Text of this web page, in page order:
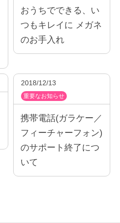
おうちでできる、い
つもキレイに メガネ
のお手入れ
2018/12/13
重要なお知らせ
携帯電話(ガラケー／
フィーチャーフォン)
のサポート終了につ
いて